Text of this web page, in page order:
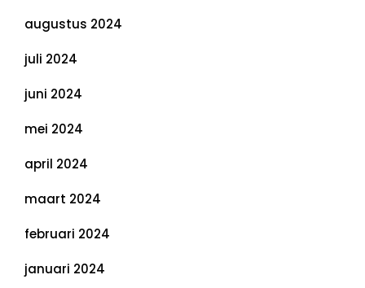
augustus 2024
juli 2024
juni 2024
mei 2024
april 2024
maart 2024
februari 2024
januari 2024